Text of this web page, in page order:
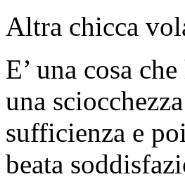
Altra chicca
E’ una cosa
una
sufficienza e
beata